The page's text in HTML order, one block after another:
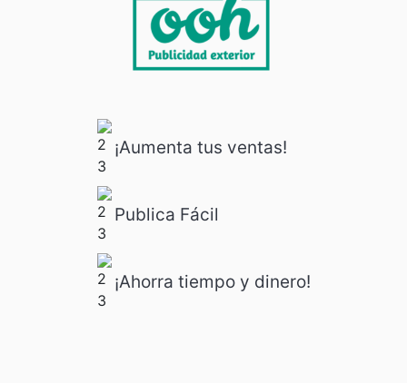
¡Aumenta tus ventas!
Publica Fácil
¡Ahorra tiempo y dinero!